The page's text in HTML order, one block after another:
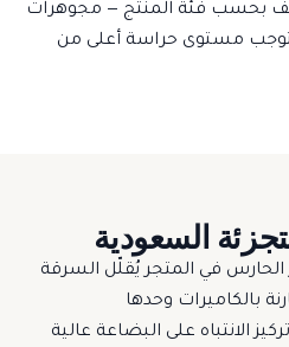
بحسب فئة المنتج — مجوهرات
مستوى حراسة أعلى من
السعودية
في المتجر يُقلّل السرقة
تركيز الانتباه على البضاعة عالية